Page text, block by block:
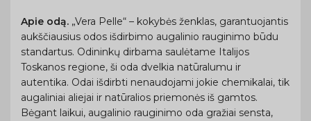
Apie odą. „Vera Pelle“ – kokybės ženklas, garantuojantis
aukščiausius odos išdirbimo augalinio rauginimo būdu
standartus. Odininkų dirbama saulėtame Italijos
Toskanos regione, ši oda dvelkia natūralumu ir
autentika. Odai išdirbti nenaudojami jokie chemikalai, tik
augaliniai aliejai ir natūralios priemonės iš gamtos.
Bėgant laikui, augalinio rauginimo oda gražiai sensta,